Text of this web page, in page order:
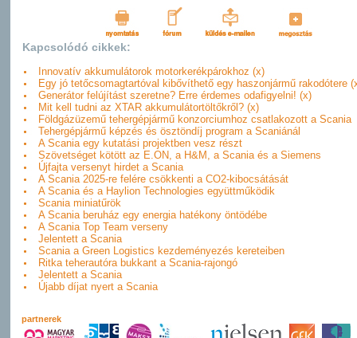
Kapcsolódó cikkek:
Innovatív akkumulátorok motorkerékpárokhoz (x)
Egy jó tetőcsomagtartóval kibővíthető egy haszonjármű rakodótere
Generátor felújítást szeretne? Erre érdemes odafigyelni! (x)
Mit kell tudni az XTAR akkumulátortöltőkről? (x)
Földgázüzemű tehergépjármű konzorciumhoz csatlakozott a Scania
Tehergépjármű képzés és ösztöndíj program a Scaniánál
A Scania egy kutatási projektben vesz részt
Szövetséget kötött az E.ON, a H&M, a Scania és a Siemens
Újfajta versenyt hirdet a Scania
A Scania 2025-re felére csökkenti a CO2-kibocsátását
A Scania és a Haylion Technologies együttműködik
Scania miniatűrök
A Scania beruház egy energia hatékony öntödébe
A Scania Top Team verseny
Jelentett a Scania
Scania a Green Logistics kezdeményezés kereteiben
Ritka teherautóra bukkant a Scania-rajongó
Jelentett a Scania
Újabb díjat nyert a Scania
partnerek